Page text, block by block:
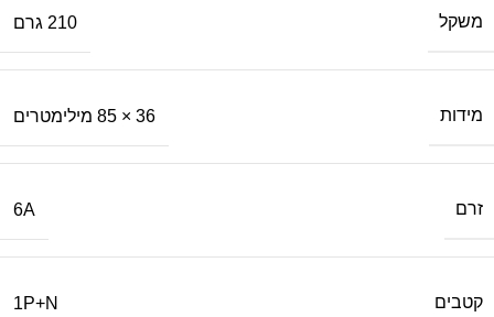
משקל 210 גרם
מידות 36 × 85 מילימטרים
זרם 6A
קטבים 1P+N